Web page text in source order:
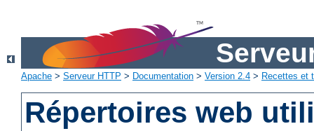
Apache > Serveur HTTP > Documentation > Version 2.4 > Recettes et
Répertoires web